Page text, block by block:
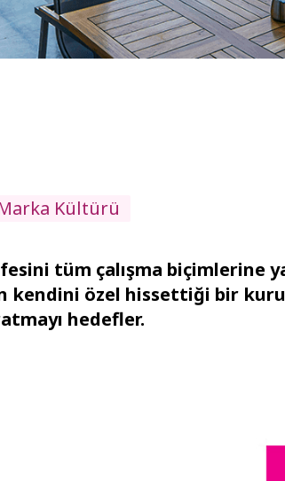
Kültürü
tüm çalışma biçimlerine
kendini özel hissettiği bir
hedefler.